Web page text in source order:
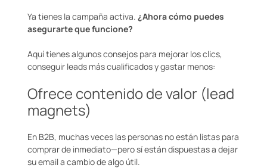
Ya tienes la campaña activa. ¿Ahora cómo puedes
asegurarte que funcione?
Aquí tienes algunos consejos para mejorar los clics,
conseguir leads más cualificados y gastar menos:
Ofrece contenido de valor (lead
magnets)
En B2B, muchas veces las personas no están listas para
comprar de inmediato—pero sí están dispuestas a dejar
su email a cambio de algo útil.